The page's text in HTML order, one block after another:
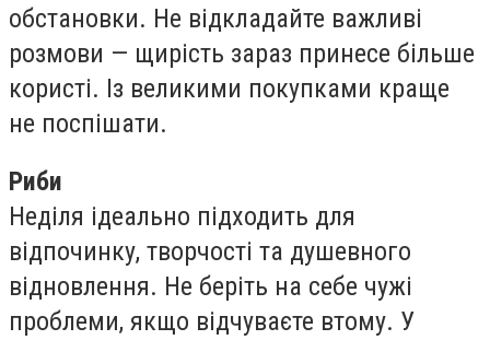
обстановки. Не відкладайте важливі
розмови — щирість зараз принесе більше
користі. Із великими покупками краще
не поспішати.
Риби
Неділя ідеально підходить для
відпочинку, творчості та душевного
відновлення. Не беріть на себе чужі
проблеми, якщо відчуваєте втому. У